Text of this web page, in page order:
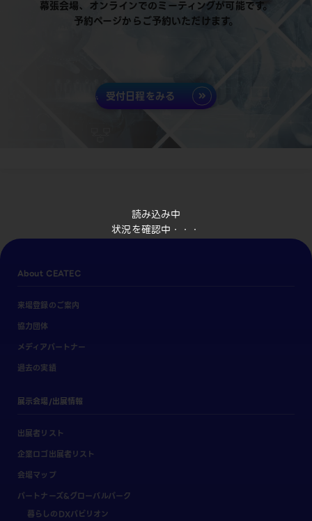
読み込み中
状況を確認中・・・
幕張会場、オンラインでのミーティングが可能です。
予約ページからご予約いただけます。
受付日程をみる
About CEATEC
来場登録のご案内
協力団体
メディアパートナー
過去の実績
展示会場/出展情報
出展者リスト
企業ロゴ出展者リスト
会場マップ
パートナーズ&グローバルパーク
暮らしのDXパビリオン